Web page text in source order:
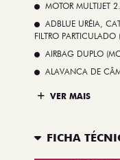
MOTOR MULTIJET
ADBLUE URÉIA,
FILTRO PARTICULADO
AIRBAG DUPLO
ALAVANCA DE
VER MAIS
FICHA